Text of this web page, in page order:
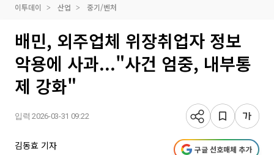
이투데이 산업 중기/벤처
배민, 외주업체 위장취업자 정보
악용에 사과..."사건 엄중, 내부통
제 강화"
입력 2026-03-31 09:22
김동효 기자 구글 선호매체 추가